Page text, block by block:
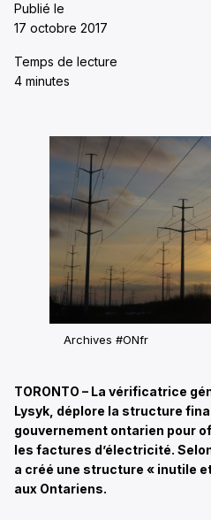
Publié le
17 octobre 2017
Temps de lecture
4 minutes
Archives #ONfr
TORONTO – La vérificatrice
Lysyk, déplore la structure
gouvernement ontarien pour
les factures d’électricité.
a créé une structure « inutile
aux Ontariens.